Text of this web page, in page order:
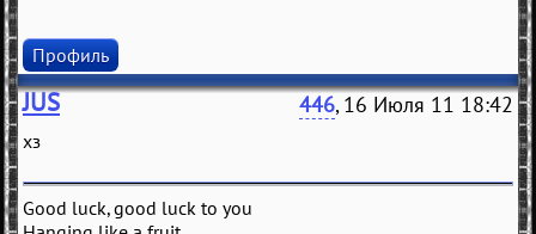
Профиль
JUS 446, 16 Июля 11 18:42
хз
Good luck, good luck to you